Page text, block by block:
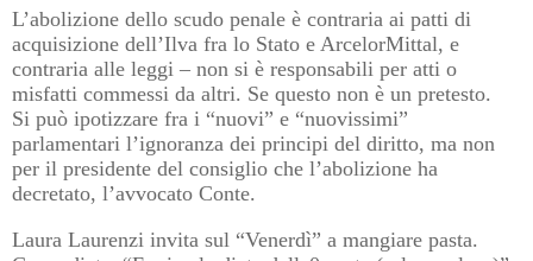
L’abolizione dello scudo penale è contraria ai patti di
acquisizione dell’Ilva fra lo Stato e ArcelorMittal, e
contraria alle leggi – non si è responsabili per atti o
misfatti commessi da altri. Se questo non è un pretesto.
Si può ipotizzare fra i “nuovi” e “nuovissimi”
parlamentari l’ignoranza dei principi del diritto, ma non
per il presidente del consiglio che l’abolizione ha
decretato, l’avvocato Conte.
Laura Laurenzi invita sul “Venerdì” a mangiare pasta.